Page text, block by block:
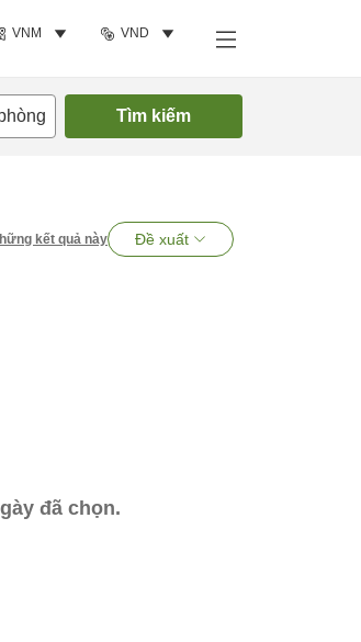
VNM VND
Tìm kiếm
kết quả này Đề xuất
đã chọn.